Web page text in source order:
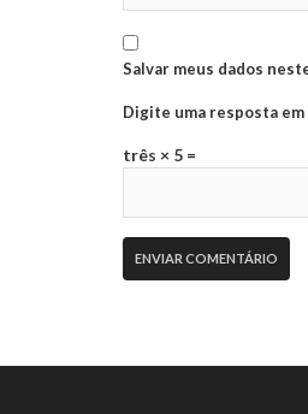
Salvar meus dados
Digite uma resposta em
três × 5 =